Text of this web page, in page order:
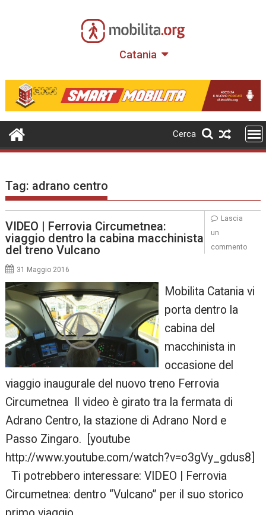
Catania
Cerca
Tag: adrano centro
VIDEO | Ferrovia Circumetnea:
viaggio dentro la cabina macchinista
del treno Vulcano
31 Maggio 2016
Mobilita Catania vi
porta dentro la
cabina del
macchinista in
occasione del
viaggio inaugurale del nuovo treno Ferrovia
Circumetnea Il video è girato tra la fermata di
Adrano Centro, la stazione di Adrano Nord e
Passo Zingaro. [youtube
http://www.youtube.com/watch?v=o3gVy_gdus8]
Ti potrebbero interessare: VIDEO | Ferrovia
Circumetnea: dentro “Vulcano” per il suo storico
Lascia
un
commento